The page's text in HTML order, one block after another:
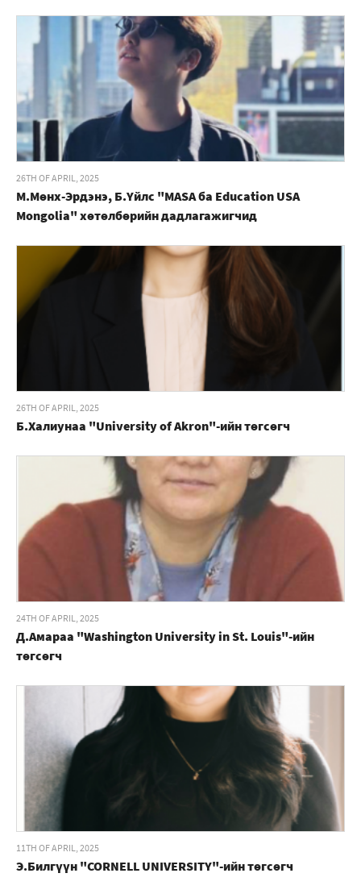
26TH OF APRIL, 2025
М.Мөнх-Эрдэнэ, Б.Үйлс "MASA ба Education USA
Mongolia" хөтөлбөрийн дадлагажигчид
26TH OF APRIL, 2025
Б.Халиунаа "University of Akron"-ийн төгсөгч
24TH OF APRIL, 2025
Д.Амараа "Washington University in St. Louis"-ийн
төгсөгч
11TH OF APRIL, 2025
Э.Билгүүн "CORNELL UNIVERSITY"-ийн төгсөгч